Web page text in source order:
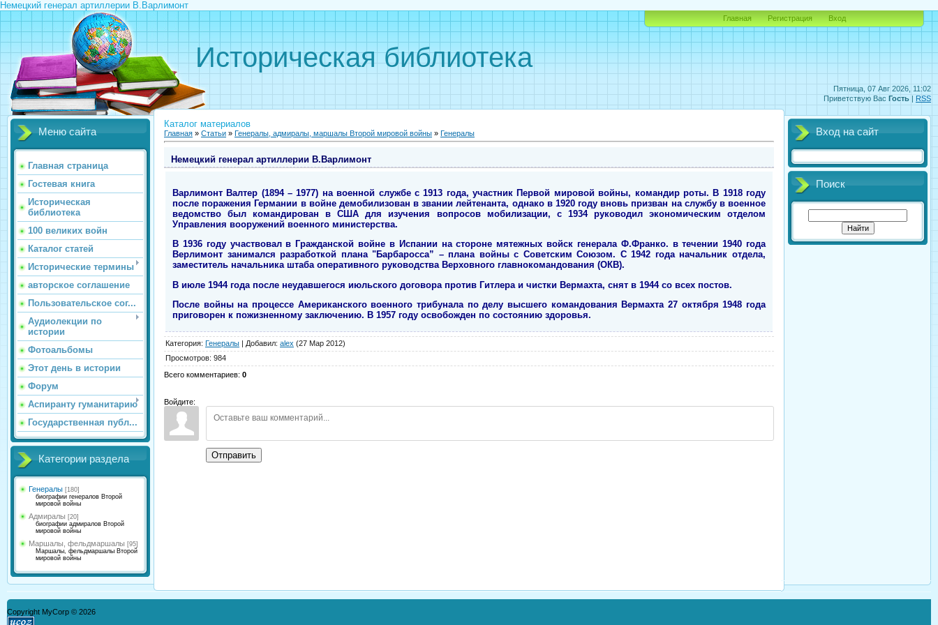
Немецкий генерал артиллерии В.Варлимонт
Пятница, 07 Авг 2026, 11:02
Приветствую Вас Гость | RSS
Историческая библиотека
Главная Регистрация Вход
Меню сайта
Главная страница
Гостевая книга
Историческая
библиотека
100 великих войн
Каталог статей
Исторические термины
авторское соглашение
Пользовательское сог...
Аудиолекции по
истории
Фотоальбомы
Этот день в истории
Форум
Аспиранту гуманитарию
Государственная публ...
Категории раздела
Генералы [180]
биографии генералов Второй
мировой войны
Адмиралы [20]
биографии адмиралов Второй
мировой войны
Маршалы, фельдмаршалы [95]
Маршалы, фельдмаршалы Второй
мировой войны
Каталог материалов
Главная » Статьи » Генералы, адмиралы, маршалы Второй мировой войны » Генералы
Немецкий генерал артиллерии В.Варлимонт
Варлимонт Валтер (1894 – 1977) на военной службе с 1913 года, участник Первой мировой войны, командир роты. В 1918 году
после поражения Германии в войне демобилизован в звании лейтенанта, однако в 1920 году вновь призван на службу в военное
ведомство был командирован в США для изучения вопросов мобилизации, с 1934 руководил экономическим отделом
Управления вооружений военного министерства.
В 1936 году участвовал в Гражданской войне в Испании на стороне мятежных войск генерала Ф.Франко. в течении 1940 года
Верлимонт занимался разработкой плана "Барбаросса” – плана войны с Советским Союзом. С 1942 года начальник отдела,
заместитель начальника штаба оперативного руководства Верховного главнокомандования (ОКВ).
В июле 1944 года после неудавшегося июльского договора против Гитлера и чистки Вермахта, снят в 1944 со всех постов.
После войны на процессе Американского военного трибунала по делу высшего командования Вермахта 27 октября 1948 года
приговорен к пожизненному заключению. В 1957 году освобожден по состоянию здоровья.
Категория: Генералы | Добавил: alex (27 Мар 2012)
Просмотров: 984
Всего комментариев: 0
Войдите:
Отправить
Вход на сайт
Поиск
Copyright MyCorp © 2026